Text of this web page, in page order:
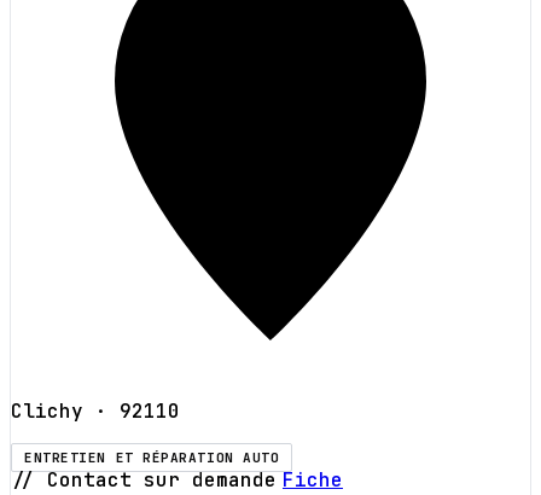
Clichy · 92110
ENTRETIEN ET RÉPARATION AUTO
// Contact sur demande Fiche